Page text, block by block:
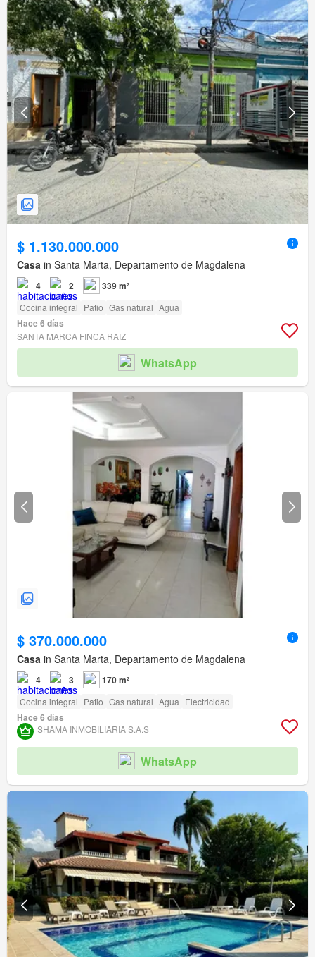
$ 1.130.000.000
Casa in Santa Marta, Departamento de Magdalena
4 2 339 m²
Cocina integral Patio Gas natural Agua
Hace 6 días
SANTA MARCA FINCA RAIZ
WhatsApp
$ 370.000.000
Casa in Santa Marta, Departamento de Magdalena
4 3 170 m²
Cocina integral Patio Gas natural Agua Electricidad
Hace 6 días
SHAMA INMOBILIARIA S.A.S
WhatsApp